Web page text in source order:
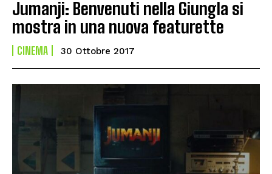
Jumanji: Benvenuti nella Giungla si
mostra in una nuova featurette
CINEMA 30 Ottobre 2017